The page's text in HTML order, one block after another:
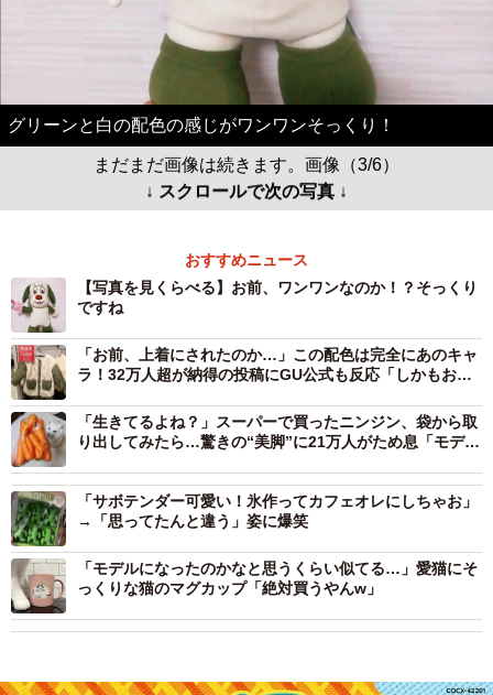
グリーンと白の配色の感じがワンワンそっくり！
まだまだ画像は続きます。画像（3/6）
↓ スクロールで次の写真 ↓
おすすめニュース
【写真を見くらべる】お前、ワンワンなのか！？そっくり
ですね
「お前、上着にされたのか…」この配色は完全にあのキャ
ラ！32万人超が納得の投稿にGU公式も反応「しかもお求
「生きてるよね？」スーパーで買ったニンジン、袋から取
り出してみたら…驚きの“美脚”に21万人がため息「モデル
「サボテンダー可愛い！氷作ってカフェオレにしちゃお」
→「思ってたんと違う」姿に爆笑
「モデルになったのかなと思うくらい似てる…」愛猫にそ
っくりな猫のマグカップ「絶対買うやんw」